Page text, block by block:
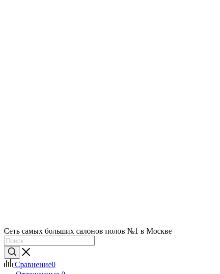
Сеть самых больших салонов полов №1 в Москве
Сравнение0